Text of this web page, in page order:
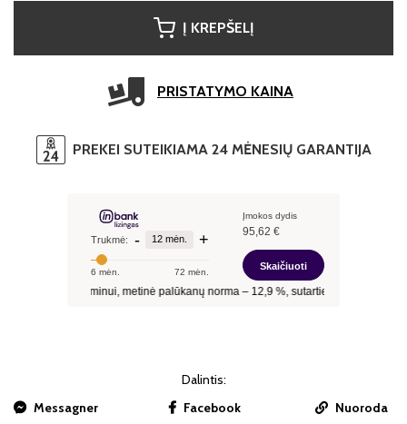
Į KREPŠELĮ
PRISTATYMO KAINA
PREKEI SUTEIKIAMA 24 MĖNESIŲ GARANTIJA
Dalintis:
Messagner
Facebook Nuoroda